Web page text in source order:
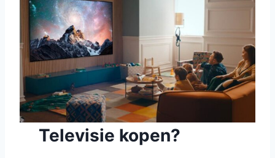
Televisie kopen?